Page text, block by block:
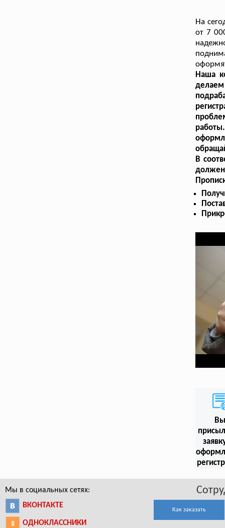
На
от 7
Наша
В
должен
Вы
Мы в социальных сетях:
ВКОНТАКТЕ
ОДНОКЛАССНИКИ
Как заказать